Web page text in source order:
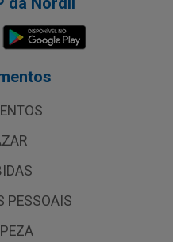
PESSOAIS